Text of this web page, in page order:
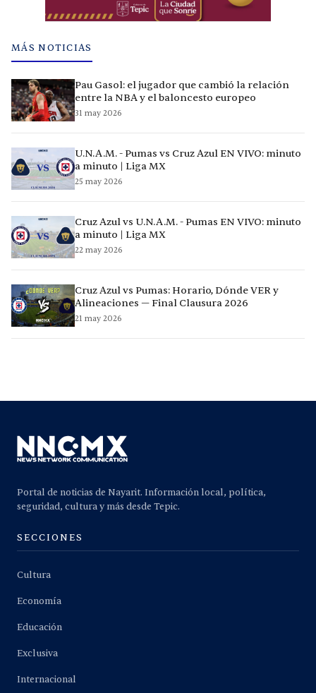
MÁS NOTICIAS
Pau Gasol: el jugador que cambió la relación
entre la NBA y el baloncesto europeo
31 may 2026
U.N.A.M. - Pumas vs Cruz Azul EN VIVO: minuto
a minuto | Liga MX
25 may 2026
Cruz Azul vs U.N.A.M. - Pumas EN VIVO: minuto
a minuto | Liga MX
22 may 2026
Cruz Azul vs Pumas: Horario, Dónde VER y
Alineaciones — Final Clausura 2026
21 may 2026
Portal de noticias de Nayarit. Información local, política,
seguridad, cultura y más desde Tepic.
SECCIONES
Cultura
Economía
Educación
Exclusiva
Internacional